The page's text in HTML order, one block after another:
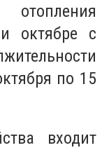
октябре с
по 15
входит